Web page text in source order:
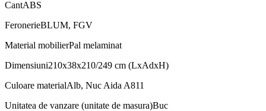
CantABS
FeronerieBLUM, FGV
Material mobilierPal melaminat
Dimensiuni210x38x210/249 cm (LxAdxH)
Culoare materialAlb, Nuc Aida A811
Unitatea de vanzare (unitate de masura)Buc